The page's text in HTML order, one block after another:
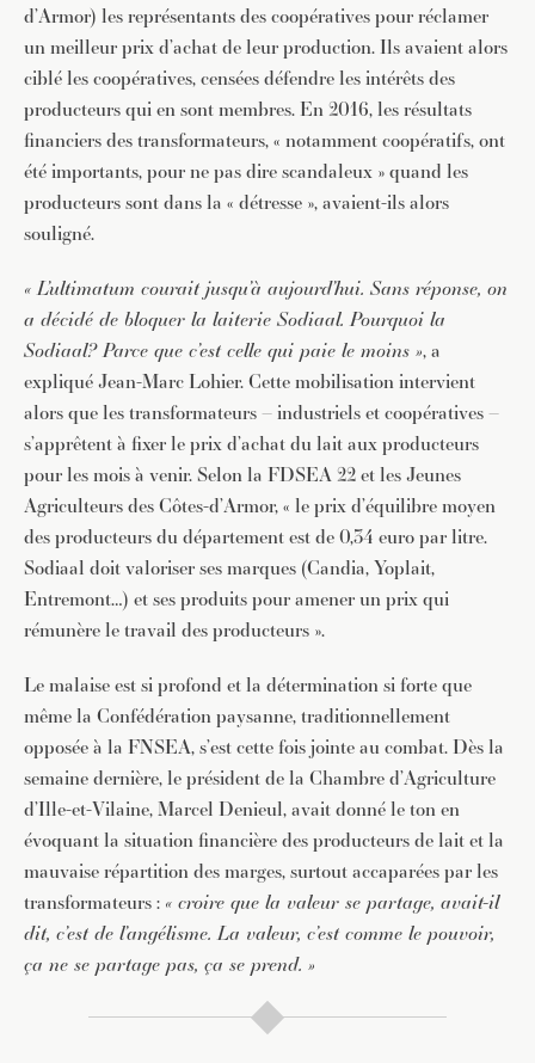
d’Armor) les représentants des coopératives pour réclamer
un meilleur prix d’achat de leur production. Ils avaient alors
ciblé les coopératives, censées défendre les intérêts des
producteurs qui en sont membres. En 2016, les résultats
financiers des transformateurs, « notamment coopératifs, ont
été importants, pour ne pas dire scandaleux » quand les
producteurs sont dans la « détresse », avaient-ils alors
souligné.
« L’ultimatum courait jusqu’à aujourd’hui. Sans réponse, on
a décidé de bloquer la laiterie Sodiaal. Pourquoi la
Sodiaal? Parce que c’est celle qui paie le moins », a
expliqué Jean-Marc Lohier. Cette mobilisation intervient
alors que les transformateurs – industriels et coopératives –
s’apprêtent à fixer le prix d’achat du lait aux producteurs
pour les mois à venir. Selon la FDSEA 22 et les Jeunes
Agriculteurs des Côtes-d’Armor, « le prix d’équilibre moyen
des producteurs du département est de 0,34 euro par litre.
Sodiaal doit valoriser ses marques (Candia, Yoplait,
Entremont…) et ses produits pour amener un prix qui
rémunère le travail des producteurs ».
Le malaise est si profond et la détermination si forte que
même la Confédération paysanne, traditionnellement
opposée à la FNSEA, s’est cette fois jointe au combat. Dès la
semaine dernière, le président de la Chambre d’Agriculture
d’Ille-et-Vilaine, Marcel Denieul, avait donné le ton en
évoquant la situation financière des producteurs de lait et la
mauvaise répartition des marges, surtout accaparées par les
transformateurs : « croire que la valeur se partage, avait-il
dit, c’est de l’angélisme. La valeur, c’est comme le pouvoir,
ça ne se partage pas, ça se prend. »